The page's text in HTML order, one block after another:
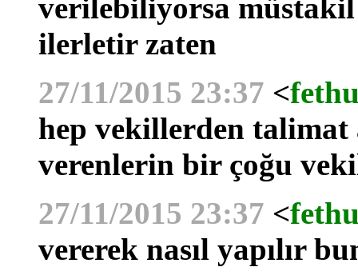
verilebiliyorsa müstakil
ilerletir zaten
27/11/2015 23:37 <
hep vekillerden
verenlerin bir çoğu
27/11/2015 23:37 <
vererek nasıl yapılır